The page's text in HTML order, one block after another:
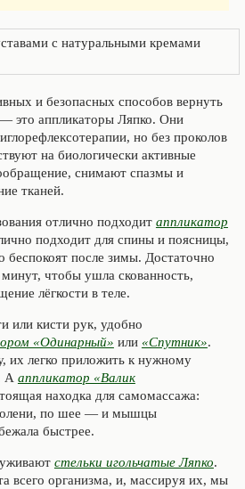
и безопасных способов вернуть
это аппликаторы Ляпко. Они
но без проколов
на биологически активные
снимают спазмы и
тканей.
отлично подходит аппликатор
подходит для спины и поясницы,
беспокоят после зимы. Достаточно
чтобы ушла скованность,
лёгкости в теле.
или кисти рук, удобно
«Одинарный» или «Спутник».
их легко приложить к нужному
А аппликатор «Валик
находка для самомассажа:
по шее — и мышцы
быстрее.
стельки игольчатые Ляпко.
всего организма, и, массируя их, мы